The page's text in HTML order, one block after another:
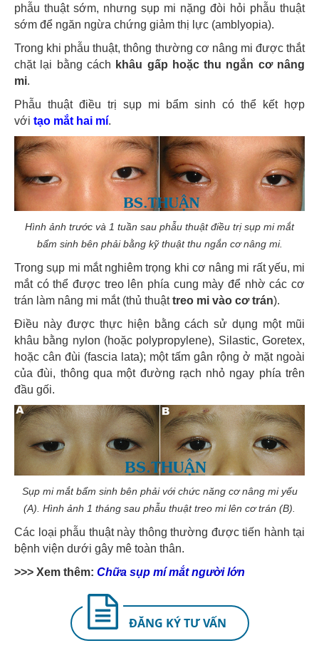
phẫu thuật sớm, nhưng sụp mi nặng đòi hỏi phẫu thuật
sớm để ngăn ngừa chứng giảm thị lực (amblyopia).
Trong khi phẫu thuật, thông thường cơ nâng mi được thắt
chặt lại bằng cách khâu gấp hoặc thu ngắn cơ nâng
mi.
Phẫu thuật điều trị sụp mi bẩm sinh có thể kết hợp
với tạo mắt hai mí.
Hình ảnh trước và 1 tuần sau phẫu thuật điều trị sụp mi mắt
bẩm sinh bên phải bằng kỹ thuật thu ngắn cơ nâng mi.
Trong sụp mi mắt nghiêm trọng khi cơ nâng mi rất yếu, mi
mắt có thể được treo lên phía cung mày để nhờ các cơ
trán làm nâng mi mắt (thủ thuậttreo mi vào cơ trán).
Điều này được thực hiện bằng cách sử dụng một mũi
khâu bằng nylon (hoặc polypropylene), Silastic, Goretex,
hoặc cân đùi (fascia lata); một tấm gân rộng ở mặt ngoài
của đùi, thông qua một đường rạch nhỏ ngay phía trên
đầu gối.
Sụp mi mắt bẩm sinh bên phải với chức năng cơ nâng mi yếu
(A). Hình ảnh 1 tháng sau phẫu thuật treo mi lên cơ trán (B).
Các loại phẫu thuật này thông thường được tiến hành tại
bệnh viện dưới gây mê toàn thân.
>>> Xem thêm: Chữa sụp mí mắt người lớn
ĐĂNG KÝ TƯ VẤN